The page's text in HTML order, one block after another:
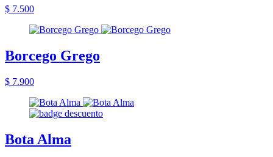
$ 7.500
Borcego Grego
$ 7.900
Bota Alma